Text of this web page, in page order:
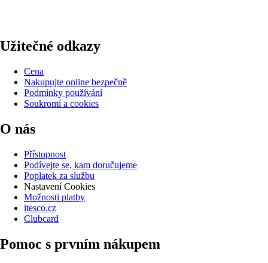
Užitečné odkazy
Cena
Nakupujte online bezpečně
Podmínky používání
Soukromí a cookies
O nás
Přístupnost
Podívejte se, kam doručujeme
Poplatek za službu
Nastavení Cookies
Možnosti platby
itesco.cz
Clubcard
Pomoc s prvním nákupem